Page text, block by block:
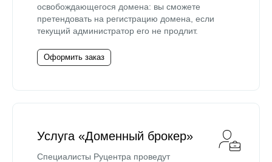
освобождающегося домена: вы сможете
претендовать на регистрацию домена, если
текущий администратор его не продлит.
Оформить заказ
Услуга «Доменный брокер»
Специалисты Руцентра проведут